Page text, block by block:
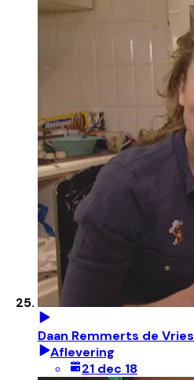
Daan Remmerts de Vries
Aflevering
21 dec 18